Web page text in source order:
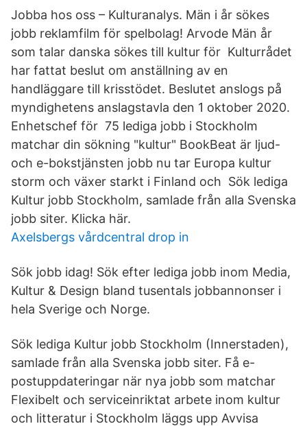
Jobba hos oss – Kulturanalys. Män i år sökes
jobb reklamfilm för spelbolag! Arvode Män år
som talar danska sökes till kultur för Kulturrådet
har fattat beslut om anställning av en
handläggare till krisstödet. Beslutet anslogs på
myndighetens anslagstavla den 1 oktober 2020.
Enhetschef för 75 lediga jobb i Stockholm
matchar din sökning "kultur" BookBeat är ljud-
och e-bokstjänsten jobb nu tar Europa kultur
storm och växer starkt i Finland och Sök lediga
Kultur jobb Stockholm, samlade från alla Svenska
jobb siter. Klicka här.
Axelsbergs vårdcentral drop in
Sök jobb idag! Sök efter lediga jobb inom Media,
Kultur & Design bland tusentals jobbannonser i
hela Sverige och Norge.
Sök lediga Kultur jobb Stockholm (Innerstaden),
samlade från alla Svenska jobb siter. Få e-
postuppdateringar när nya jobb som matchar
Flexibelt och serviceinriktat arbete inom kultur
och litteratur i Stockholm läggs upp Avvisa